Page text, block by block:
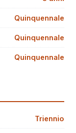
Quinquennale
Quinquennale
Quinquennale
Triennio